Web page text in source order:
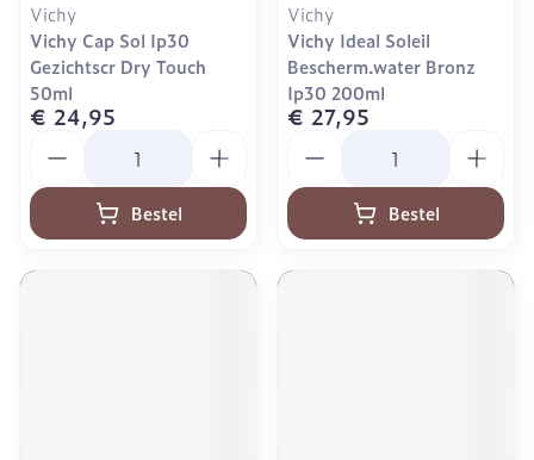
Vichy
Vichy Cap Sol Ip30
Gezichtscr Dry Touch
50ml
€ 24,95
Bestel
Vichy
Vichy Ideal Soleil
Bescherm.water Bronz
Ip30 200ml
€ 27,95
Bestel